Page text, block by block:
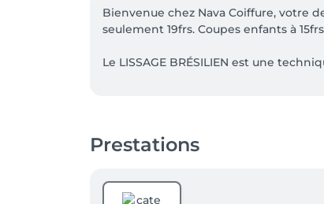
Bienvenue chez Nava Coiffure, votre
seulement 19frs. Coupes enfants à
Le LISSAGE BRÉSILIEN est une
Faites confiance à Simone,
Prestations